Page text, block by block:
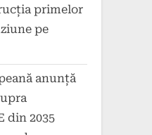
primelor
pe
anunță
din 2035